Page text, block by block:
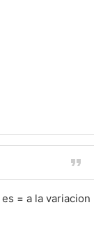
= a la variacion